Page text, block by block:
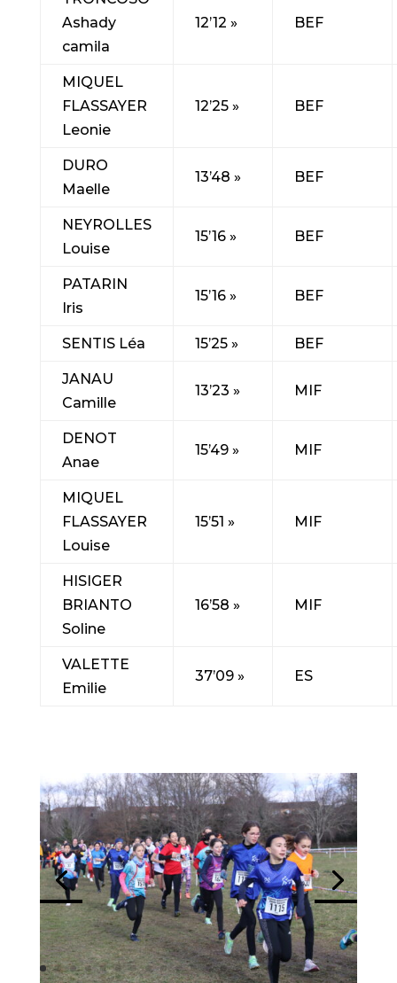
Ashady
camila
12’12 » BEF
MIQUEL
FLASSAYER
Leonie
12’25 » BEF
DURO
Maelle
13’48 » BEF
NEYROLLES
Louise
15’16 » BEF
PATARIN
Iris
15’16 » BEF
SENTIS Léa 15’25 » BEF
JANAU
Camille
13’23 » MIF
DENOT
Anae
15’49 » MIF
MIQUEL
FLASSAYER
Louise
15’51 » MIF
HISIGER
BRIANTO
Soline
16’58 » MIF
VALETTE
Emilie
37’09 » ES